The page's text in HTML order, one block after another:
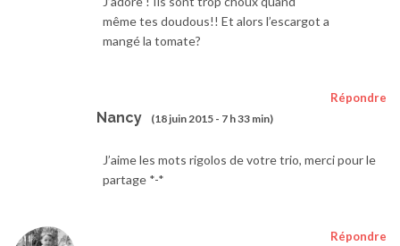
même tes doudous!! Et alors l’escargot a
mangé la tomate?
Nancy (18 juin 2015 - 7 h 33 min)
Répondre
J’aime les mots rigolos de votre trio, merci pour le
partage *-*
Répondre